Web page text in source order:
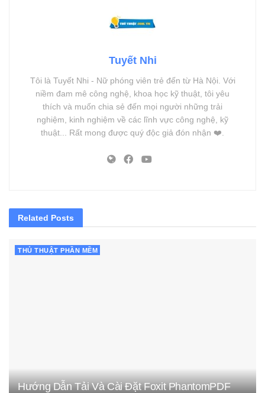
Tuyết Nhi
Tôi là Tuyết Nhi - Nữ phóng viên trẻ đến từ Hà Nội. Với
niềm đam mê công nghệ, khoa học kỹ thuật, tôi yêu
thích và muốn chia sẻ đến mọi người những trải
nghiệm, kinh nghiệm về các lĩnh vực công nghệ, kỹ
thuật... Rất mong được quý độc giả đón nhận ❤️.
Related Posts
THỦ THUẬT PHẦN MỀM
Hướng Dẫn Tải Và Cài Đặt Foxit PhantomPDF